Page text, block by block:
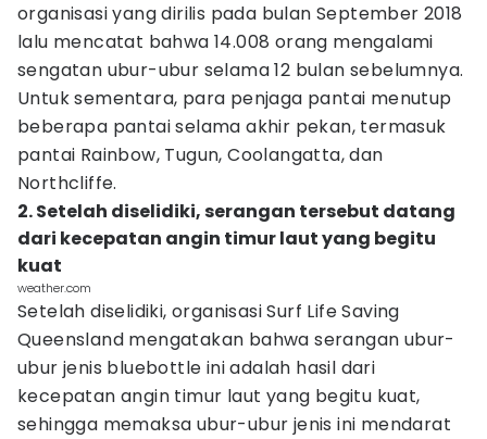
organisasi yang dirilis pada bulan September 2018
lalu mencatat bahwa 14.008 orang mengalami
sengatan ubur-ubur selama 12 bulan sebelumnya.
Untuk sementara, para penjaga pantai menutup
beberapa pantai selama akhir pekan, termasuk
pantai Rainbow, Tugun, Coolangatta, dan
Northcliffe.
2. Setelah diselidiki, serangan tersebut datang
dari kecepatan angin timur laut yang begitu
kuat
weather.com
Setelah diselidiki, organisasi Surf Life Saving
Queensland mengatakan bahwa serangan ubur-
ubur jenis bluebottle ini adalah hasil dari
kecepatan angin timur laut yang begitu kuat,
sehingga memaksa ubur-ubur jenis ini mendarat